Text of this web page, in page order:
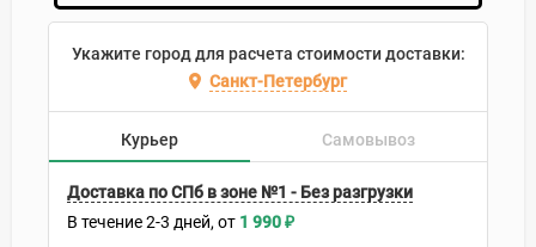
Укажите город для расчета стоимости доставки:
Санкт-Петербург
Курьер Самовывоз
Доставка по СПб в зоне №1 - Без разгрузки
В течение2-3 дней 1 990₽